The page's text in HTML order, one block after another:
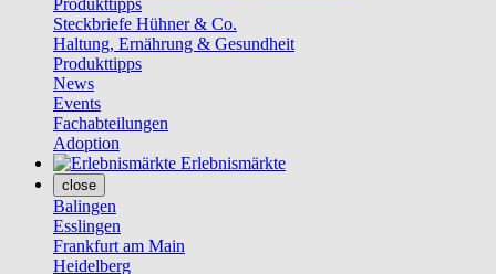
Produkttipps
Steckbriefe Hühner & Co.
Haltung, Ernährung & Gesundheit
Produkttipps
News
Events
Fachabteilungen
Adoption
Erlebnismärkte
close
Balingen
Esslingen
Frankfurt am Main
Heidelberg